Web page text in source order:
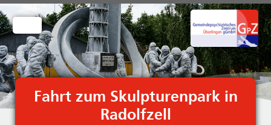
Zum
Inhalt
springen
Fahrt zum Skulpturenpark in
Radolfzell